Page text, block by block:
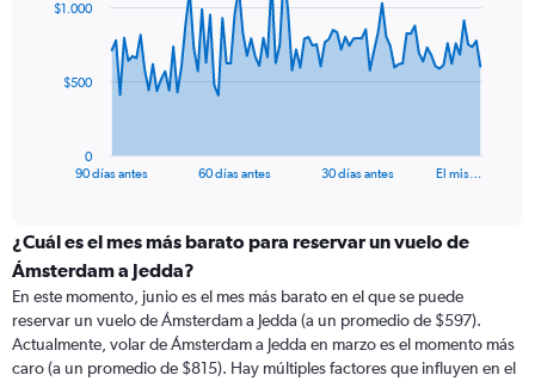
data
The
categories.
Range:
categories.
The
chart
has
90 días antes 60 días antes 30 días antes El mis…
0
$500
$1.000
¿Cuál es el mes más barato para reservar un vuelo de
Ámsterdam a Jedda?
En este momento, junio es el mes más barato en el que se puede
reservar un vuelo de Ámsterdam a Jedda (a un promedio de $597).
Actualmente, volar de Ámsterdam a Jedda en marzo es el momento más
caro (a un promedio de $815). Hay múltiples factores que influyen en el